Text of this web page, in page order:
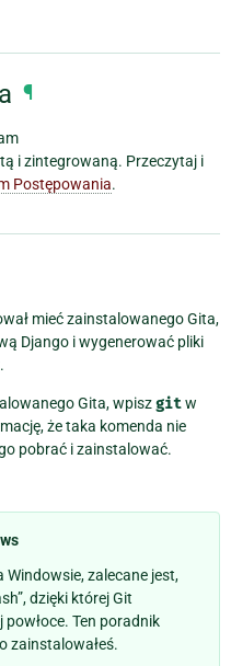
¶
i zintegrowaną. Przeczytaj i
Postępowania.
mieć zainstalowanego Gita,
Django i wygenerować pliki
Gita, wpiszgitw
że taka komenda nie
pobrać i zainstalować.
zalecane jest,
dzięki której Git
powłoce. Ten poradnik
zainstalowałeś.